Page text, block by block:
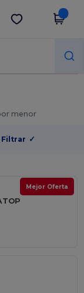
Descargar app
menor
Filtrar ✓
Mejor Oferta